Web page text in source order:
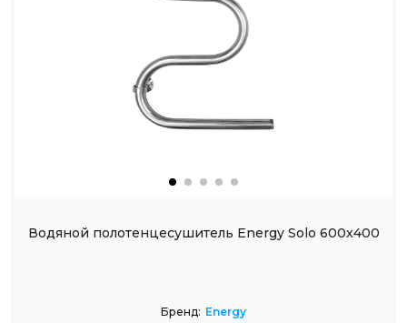
Водяной полотенцесушитель Energy Solo 600x400
Бренд: Energy